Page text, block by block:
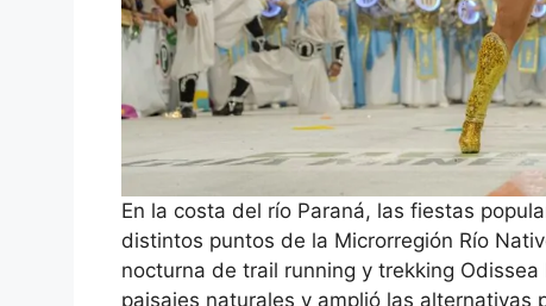
En la costa del río Paraná, las fiestas
distintos puntos de la Microrregión Río
nocturna de trail running y trekking
paisajes naturales y amplió las alternativas